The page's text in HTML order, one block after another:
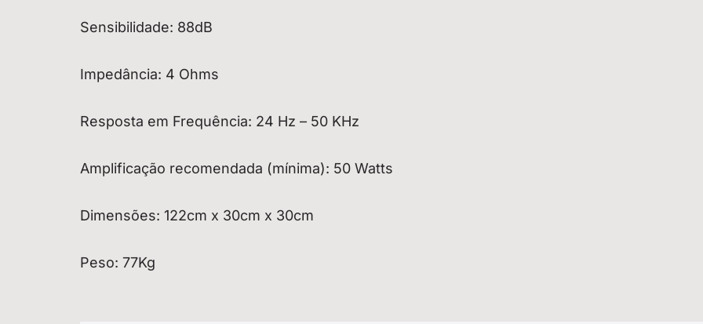
Sensibilidade: 88dB
Impedância: 4 Ohms
Resposta em Frequência: 24 Hz – 50 KHz
Amplificação recomendada (mínima): 50 Watts
Dimensões: 122cm x 30cm x 30cm
Peso: 77Kg